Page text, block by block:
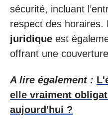
sécurité, incluant
respect des horaires.
juridique est
offrant une
A lire également :
elle vraiment
aujourd'hui ?